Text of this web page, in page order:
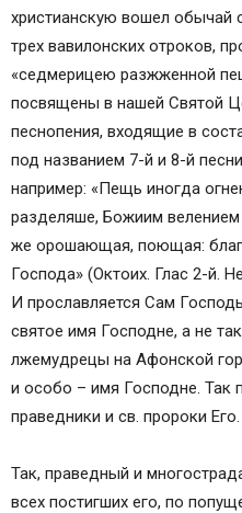
христианскую вошел обычай
трех вавилонских отроков,
«седмерицею разжженной
посвящены в нашей Святой
песнопения, входящие в
под названием 7-й и 8-й
например: «Пещь иногда
разделяше, Божиим
же орошающая, поющая:
Господа» (Октоих. Глас 2-й.
И прославляется Сам
святое имя Господне, а не
лжемудрецы на Афонской
и особо – имя Господне. Так
праведники и св. пророки Его.
Так, праведный и
всех постигших его, по